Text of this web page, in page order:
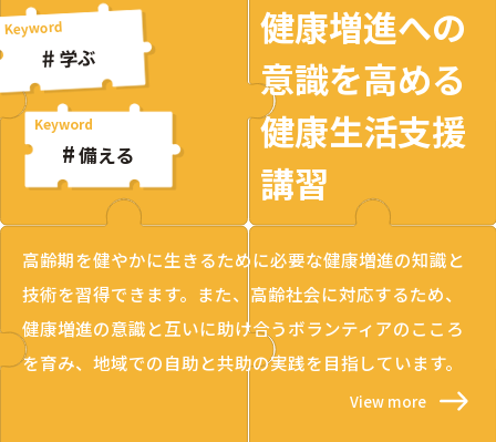
健康増進への
意識を高める
健康生活支援
講習
高齢期を健やかに生きるために必要な健康増進の知識と
技術を習得できます。また、高齢社会に対応するため、
健康増進の意識と互いに助け合うボランティアのこころ
を育み、地域での自助と共助の実践を目指しています。
View more
学ぶ
備える